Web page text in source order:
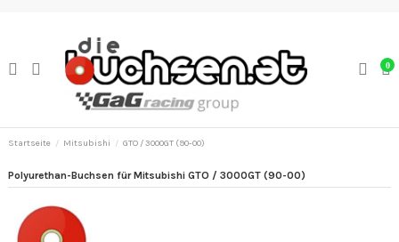
0
Startseite Mitsubishi GTO / 3000GT (90-00)
Polyurethan-Buchsen für Mitsubishi GTO / 3000GT (90-00)